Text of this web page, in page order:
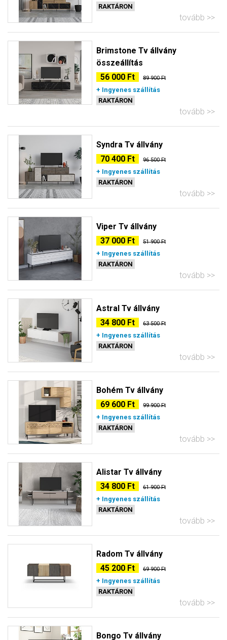
RAKTÁRON
tovább
Brimstone Tv állvány
összeállítás
56 000 Ft
89 900 Ft
+ Ingyenes szállítás
RAKTÁRON
tovább
Syndra Tv állvány
70 400 Ft
96 500 Ft
+ Ingyenes szállítás
RAKTÁRON
tovább
Viper Tv állvány
37 000 Ft
51 900 Ft
+ Ingyenes szállítás
RAKTÁRON
tovább
Astral Tv állvány
34 800 Ft
63 500 Ft
+ Ingyenes szállítás
RAKTÁRON
tovább
Bohém Tv állvány
69 600 Ft
99 900 Ft
+ Ingyenes szállítás
RAKTÁRON
tovább
Alistar Tv állvány
34 800 Ft
61 900 Ft
+ Ingyenes szállítás
RAKTÁRON
tovább
Radom Tv állvány
45 200 Ft
69 900 Ft
+ Ingyenes szállítás
RAKTÁRON
tovább
Bongo Tv állvány